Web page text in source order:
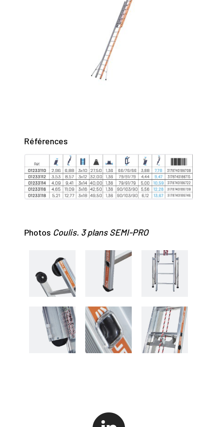
Références
Photos Coulis. 3 plans SEMI-PRO